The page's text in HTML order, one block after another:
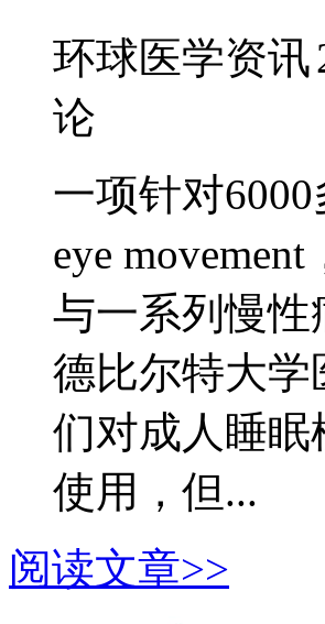
环球医学资讯
论
一项针对
eye
与一系列慢
德比尔特大学
们对成人睡
使用，但...
阅读文章>>